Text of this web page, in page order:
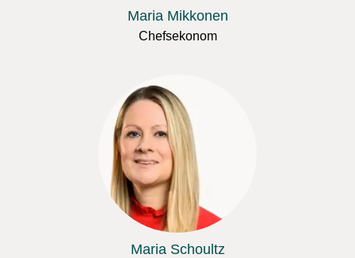
Maria Mikkonen
Chefsekonom
Maria Schoultz